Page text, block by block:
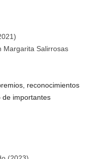
Margarita Salirrosas
reconocimientos
de importantes